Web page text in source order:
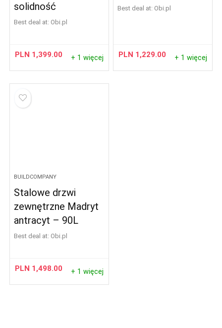
solidność
Best deal at: obi.pl
PLN 1,399.00 + 1 więcej
Best deal at: obi.pl
PLN 1,229.00 + 1 więcej
BUILDCOMPANY
Stalowe drzwi
zewnętrzne Madryt
antracyt – 90L
Best deal at: obi.pl
PLN 1,498.00 + 1 więcej